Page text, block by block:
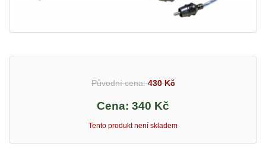
Původní cena: 430 Kč
Cena: 340 Kč
Tento produkt není skladem